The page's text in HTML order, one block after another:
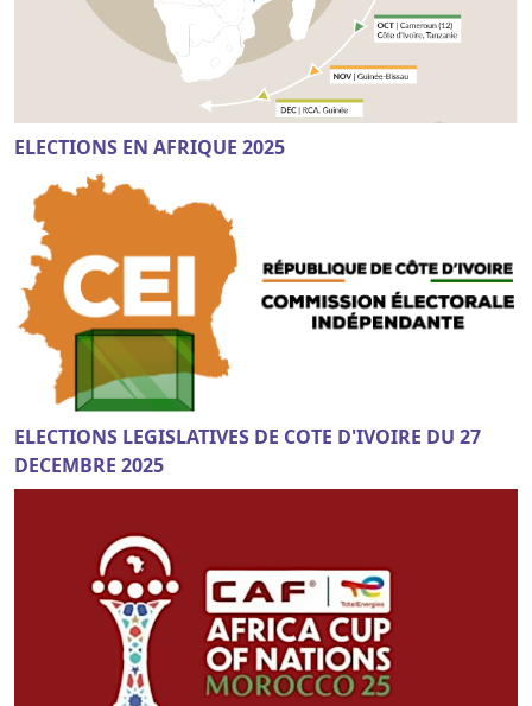
ELECTIONS EN AFRIQUE 2025
ELECTIONS LEGISLATIVES DE COTE D'IVOIRE DU 27
DECEMBRE 2025